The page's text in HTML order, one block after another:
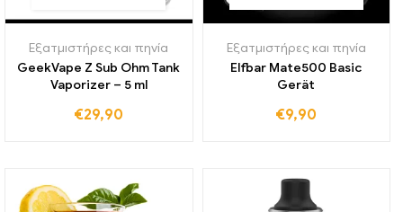
Εξατμιστήρες και πηνία
GeekVape Z Sub Ohm Tank
Vaporizer – 5 ml
€29,90
Εξατμιστήρες και πηνία
Elfbar Mate500 Basic
Gerät
€9,90